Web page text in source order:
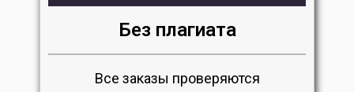
Без плагиата
Все заказы проверяются